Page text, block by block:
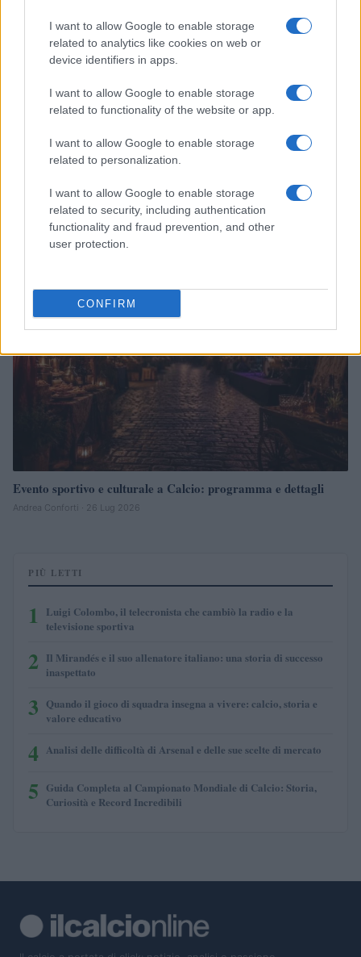
I want to allow Google to enable storage
related to analytics like cookies on web or
device identifiers in apps.
I want to allow Google to enable storage
related to functionality of the website or app.
I want to allow Google to enable storage
related to personalization.
I want to allow Google to enable storage
related to security, including authentication
functionality and fraud prevention, and other
user protection.
CONFIRM
Quando il gioco di squadra insegna a vivere: calcio, storia e
valore educativo
Francesca Lombardi · 27 Lug 2026
Evento sportivo e culturale a Calcio: programma e dettagli
Andrea Conforti · 26 Lug 2026
PIÙ LETTI
1
Luigi Colombo, il telecronista che cambiò la radio e la
televisione sportiva
2 Il Mirandés e il suo allenatore italiano: una storia di successo
inaspettato
3 Quando il gioco di squadra insegna a vivere: calcio, storia e
valore educativo
4 Analisi delle difficoltà di Arsenal e delle sue scelte di mercato
5 Guida Completa al Campionato Mondiale di Calcio: Storia,
Curiosità e Record Incredibili